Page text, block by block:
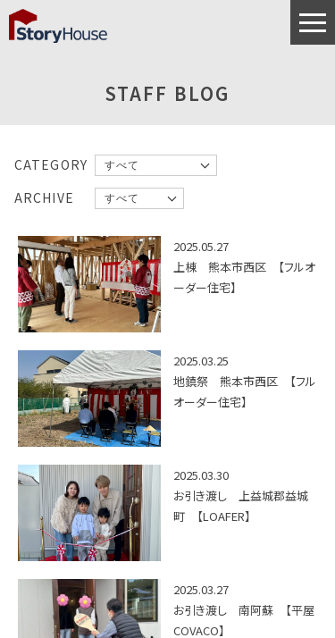
STAFF BLOG
CATEGORY
ARCHIVE
2025.05.27
上棟 熊本市西区 【フルオ
ーダー住宅】
2025.03.25
地鎮祭 熊本市西区 【フル
オーダー住宅】
2025.03.30
お引き渡し 上益城郡益城
町 【LOAFER】
2025.03.27
お引き渡し 南阿蘇 【平屋
COVACO】